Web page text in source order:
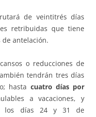
de veintitrés días
retribuidas que tiene
de antelación.
o reducciones de
tendrán tres días
hasta cuatro días por
a vacaciones, y
los días 24 y 31 de